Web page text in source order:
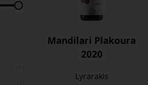
Mandilari Plakoura
2020
Lyrarakis